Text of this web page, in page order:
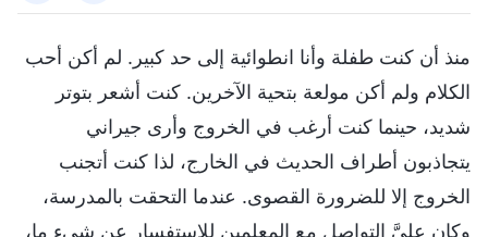
منذ أن كنت طفلة وأنا انطوائية إلى حد كبير. لم أكن أحب
الكلام ولم أكن مولعة بتحية الآخرين. كنت أشعر بتوتر
شديد، حينما كنت أرغب في الخروج وأرى جيراني
يتجاذبون أطراف الحديث في الخارج، لذا كنت أتجنب
الخروج إلا للضرورة القصوى. عندما التحقت بالمدرسة،
وكان عليَّ التواصل مع المعلمين للاستفسار عن شيء ما،